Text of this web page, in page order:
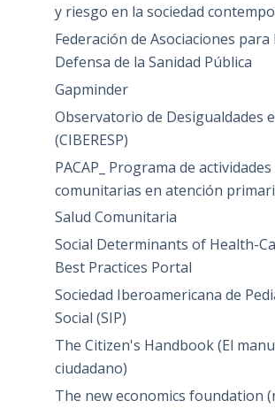
y riesgo en la sociedad
Federación de Asociaciones para
Defensa de la Sanidad Pública
Gapminder
Observatorio de Desigualdades
(CIBERESP)
PACAP_ Programa de actividades
comunitarias en atención
Salud Comunitaria
Social Determinants of Health-
Best Practices Portal
Sociedad Iberoamericana de
Social (SIP)
The Citizen's Handbook (El
ciudadano)
The new economics foundation